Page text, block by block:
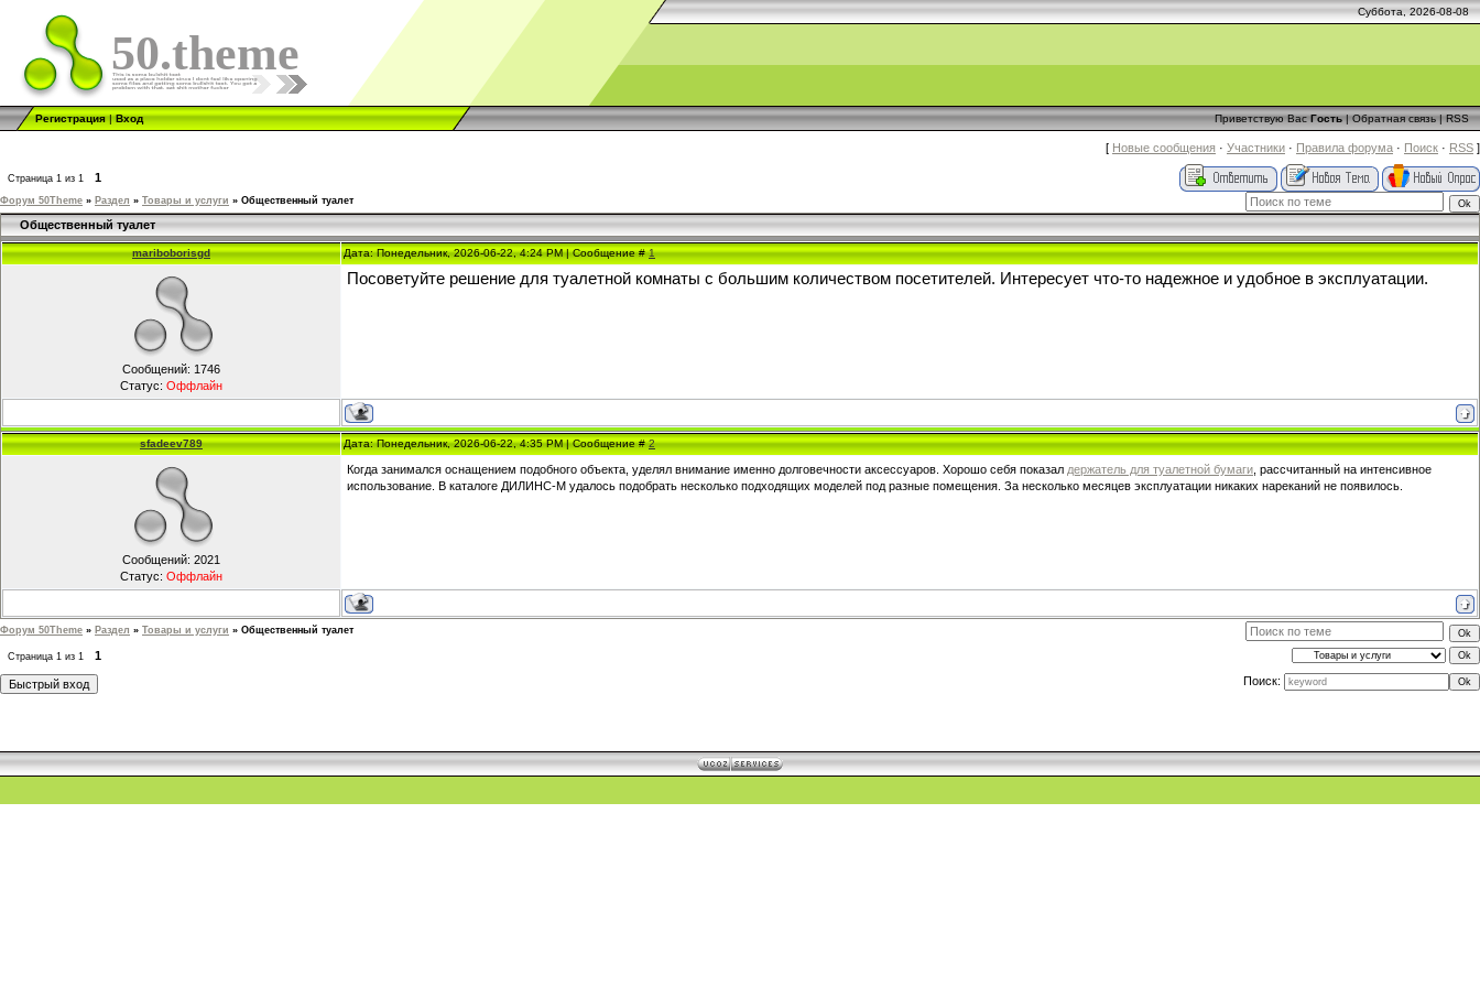
Суббота, 2026-08-08
50.theme
Регистрация|Вход Приветствую Вас Гость|Обратная связь|RSS
[ Новые сообщения · Участники · Правила форума · Поиск · RSS ]
Страница 1 из 1 1
Форум 50Theme » Раздел » Товары и услуги » Общественный туалет
Общественный туалет
mariboborisgd Дата: Понедельник, 2026-06-22, 4:24 PM | Сообщение #1
Сообщений: 1746
Статус: Оффлайн
Посоветуйте решение для туалетной комнаты с большим количеством посетителей. Интересует что-то надежное и удобное в эксплуатации.
sfadeev789 Дата: Понедельник, 2026-06-22, 4:35 PM | Сообщение #2
Сообщений: 2021
Статус: Оффлайн
Когда занимался оснащением подобного объекта, уделял внимание именно долговечности аксессуаров. Хорошо себя показал держатель для туалетной бумаги , рассчитанный на интенсивное
использование. В каталоге ДИЛИНС-М удалось подобрать несколько подходящих моделей под разные помещения. За несколько месяцев эксплуатации никаких нареканий не появилось.
Форум 50Theme » Раздел » Товары и услуги » Общественный туалет
Страница 1 из 1
1
Поиск: